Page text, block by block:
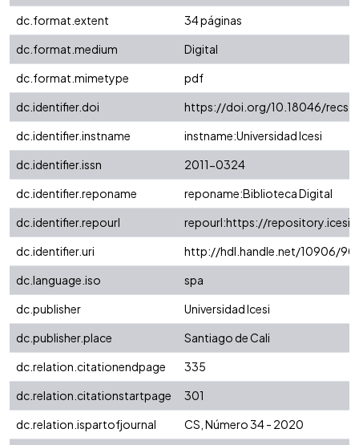
dc.format.extent
34 páginas
dc.format.medium
Digital
dc.format.mimetype
pdf
dc.identifier.doi
https://doi.org/10.18046/
dc.identifier.instname
instname:Universidad Icesi
dc.identifier.issn
2011-0324
dc.identifier.reponame
reponame:Biblioteca Digital
dc.identifier.repourl
repourl:https://
dc.identifier.uri
http://hdl.handle.net/10906/
dc.language.iso
spa
dc.publisher
Universidad Icesi
dc.publisher.place
Santiago de Cali
dc.relation.citationendpage
335
dc.relation.citationstartpage
301
dc.relation.ispartofjournal
CS, Número 34 - 2020